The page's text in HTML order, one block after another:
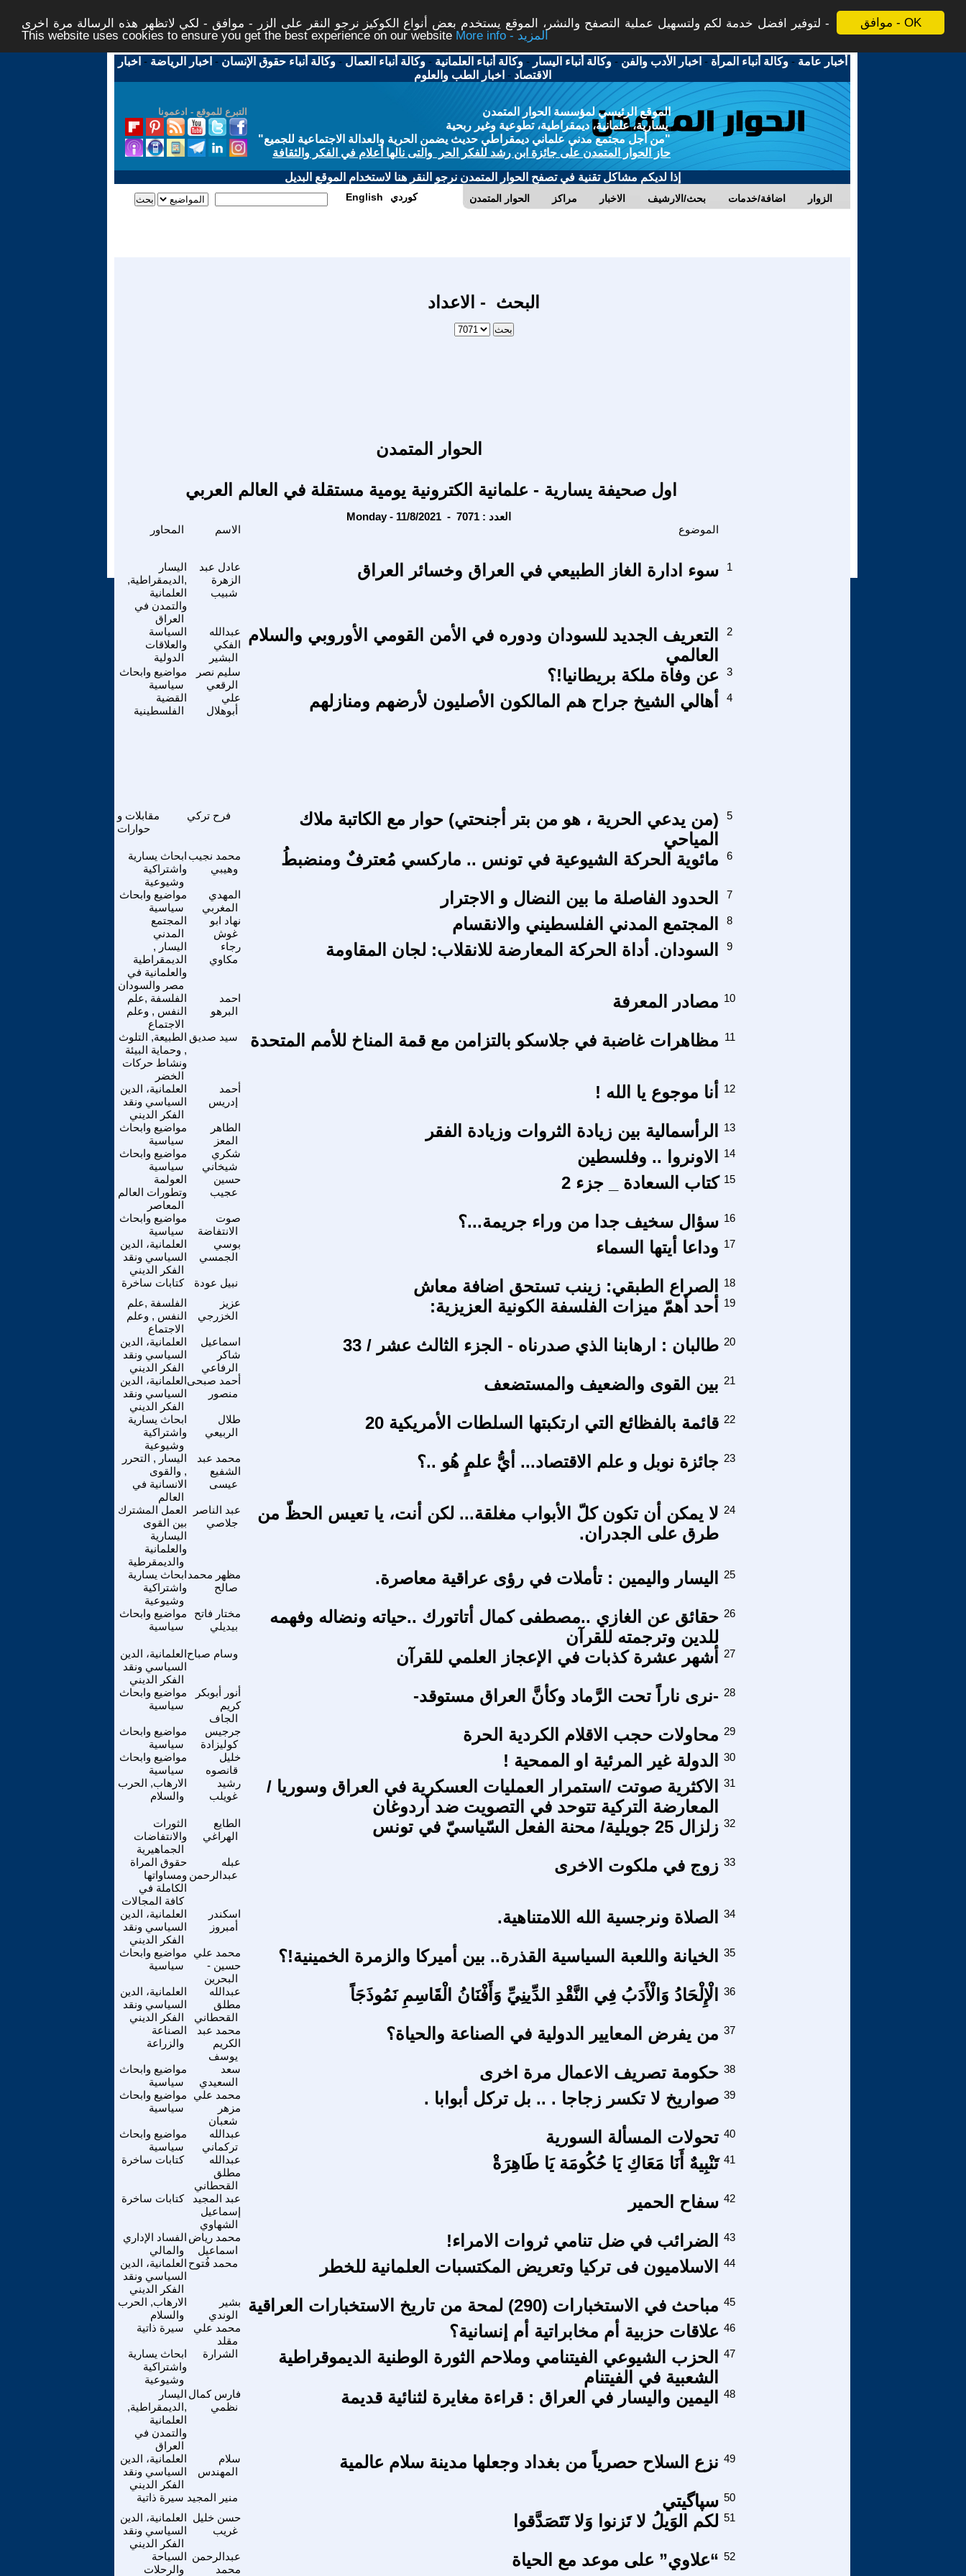
موافق - OK
لتوفير افضل خدمة لكم ولتسهيل عملية التصفح والنشر، الموقع يستخدم بعض أنواع الكوكيز نرجو النقر على الزر - موافق - لكي لاتظهر هذه الرسالة مرة اخرى -
This website uses cookies to ensure you get the best experience on our website
More info - المزيد
أخبار عامة -وكالة أنباء المرأة - اخبار الأدب والفن -وكالة أنباء اليسار -وكالة أنباء العلمانية -وكالة أنباء العمال -وكالة أنباء حقوق الإنسان - اخبار الرياضة - اخبار
الاقتصاد - اخبار الطب والعلوم
التبرع للموقع - ادعمونا
الموقع الرئيسي لمؤسسة الحوار المتمدن
يسارية، علمانية، ديمقراطية، تطوعية وغير ربحية
"من أجل مجتمع مدني علماني ديمقراطي حديث يضمن الحرية والعدالة الاجتماعية للجميع"
حاز الحوار المتمدن على جائزة ابن رشد للفكر الحر والتى نالها أعلام في الفكر والثقافة
إذا لديكم مشاكل تقنية في تصفح الحوار المتمدن نرجو النقر هنا لاستخدام الموقع البديل
الحوار المتمدن مراكز الاخبار بحث/الارشيف اضافة/خدمات الزوار English كوردي
البحث - الاعداد
الحوار المتمدن
اول صحيفة يسارية - علمانية الكترونية يومية مستقلة في العالم العربي
Monday - 11/8/2021 - العدد : 7071
الاسم الموضوع
اليسار
,الديمقراطية,
العلمانية
والتمدن في
العراق
عادل عبد
الزهرة
شبيب
سوء ادارة الغاز الطبيعي في العراق وخسائر العراق 1
السياسة
والعلاقات
الدولية
عبدالله
الفكي
البشير
التعريف الجديد للسودان ودوره في الأمن القومي الأوروبي والسلام
العالمي
2
مواضيع وابحاث
سياسية
سليم نصر
الرقعي
عن وفاة ملكة بريطانيا!؟ 3
القضية
الفلسطينية
علي
أبوهلال
أهالي الشيخ جراح هم المالكون الأصليون لأرضهم ومنازلهم 4
مقابلات و
حوارات
فرح تركي
(من يدعي الحرية ، هو من بتر أجنحتي) حوار مع الكاتبة ملاك
المياحي
5
ابحاث يسارية
واشتراكية
وشيوعية
محمد نجيب
وهيبي
مائوية الحركة الشيوعية في تونس .. ماركسي مُعترفٌ ومنضبطُ 6
مواضيع وابحاث
سياسية
المهدي
المغربي
الحدود الفاصلة ما بين النضال و الاجترار 7
المجتمع
المدني
نهاد ابو
غوش
المجتمع المدني الفلسطيني والانقسام 8
اليسار ,
الديمقراطية
والعلمانية في
مصر والسودان
رجاء
مكاوي
السودان. أداة الحركة المعارضة للانقلاب: لجان المقاومة 9
الفلسفة ,علم
النفس , وعلم
الاجتماع
احمد
البرهو
مصادر المعرفة 10
الطبيعة, التلوث
, وحماية البيئة
ونشاط حركات
الخضر
سيد صديق مظاهرات غاضبة في جلاسكو بالتزامن مع قمة المناخ للأمم المتحدة 11
العلمانية، الدين
السياسي ونقد
الفكر الديني
أحمد
إدريس
أنا موجوع يا الله ! 12
مواضيع وابحاث
سياسية
الطاهر
المعز
الرأسمالية بين زيادة الثروات وزيادة الفقر 13
مواضيع وابحاث
سياسية
شكري
شيخاني
الاونروا .. وفلسطين 14
العولمة
وتطورات العالم
المعاصر
حسين
عجيب
كتاب السعادة _ جزء 2 15
مواضيع وابحاث
سياسية
صوت
الانتفاضة
سؤال سخيف جدا من وراء جريمة...؟ 16
العلمانية، الدين
السياسي ونقد
الفكر الديني
بوسي
الجمسي
وداعا أيتها السماء 17
كتابات ساخرة نبيل عودة الصراع الطبقي: زينب تستحق اضافة معاش
18
الفلسفة ,علم
النفس , وعلم
الاجتماع
عزيز
الخزرجي
أحد أهمّ ميزات الفلسفة الكونية العزيزية: 19
العلمانية، الدين
السياسي ونقد
الفكر الديني
اسماعيل
شاكر
الرفاعي
طالبان : ارهابنا الذي صدرناه - الجزء الثالث عشر / 33 20
العلمانية، الدين
السياسي ونقد
الفكر الديني
أحمد صبحى
منصور
بين القوى والضعيف والمستضعف 21
ابحاث يسارية
واشتراكية
وشيوعية
طلال
الربيعي
قائمة بالفظائع التي ارتكبتها السلطات الأمريكية 20 22
اليسار , التحرر
, والقوى
الانسانية في
العالم
محمد عبد
الشفيع
عيسى
جائزة نوبل و علم الاقتصاد... أيُّ علمٍ هُو ..؟ 23
العمل المشترك
بين القوى
اليسارية
والعلمانية
والديمقرطية
عبد الناصر
جلاصي
لا يمكن أن تكون كلّ الأبواب مغلقة... لكن أنت، يا تعيس الحظّ من
طرق على الجدران.
24
ابحاث يسارية
واشتراكية
وشيوعية
مظهر محمد
صالح
اليسار واليمين : تأملات في رؤى عراقية معاصرة. 25
مواضيع وابحاث
سياسية
مختار فاتح
بيديلي
حقائق عن الغازي ..مصطفى كمال أتاتورك ..حياته ونضاله وفهمه
للدين وترجمته للقرآن
26
العلمانية، الدين
السياسي ونقد
الفكر الديني
وسام صباح أشهر عشرة كذبات في الإعجاز العلمي للقرآن 27
مواضيع وابحاث
سياسية
أنور أبوبكر
كريم
الجاف
-نرى ناراً تحت الرَّماد وكأنَّ العراق مستوقد- 28
مواضيع وابحاث
سياسية
جرجيس
كوليزادة
محاولات حجب الاقلام الكردية الحرة 29
مواضيع وابحاث
سياسية
خليل
قانصوه
الدولة غير المرئية او الممحية ! 30
الارهاب, الحرب
والسلام
رشيد
غويلب
الاكثرية صوتت /استمرار العمليات العسكرية في العراق وسوريا /
المعارضة التركية تتوحد في التصويت ضد أردوغان
31
الثورات
والانتفاضات
الجماهيرية
الطايع
الهراغي
زلزال 25 جويلية/ محنة الفعل السّياسيّ في تونس 32
حقوق المراة
ومساواتها
الكاملة في
كافة المجالات
عبله
عبدالرحمن
زوج في ملكوت الاخرى 33
العلمانية، الدين
السياسي ونقد
الفكر الديني
اسكندر
أمبروز
الصلاة ونرجسية الله اللامتناهية. 34
مواضيع وابحاث
سياسية
محمد علي
حسين -
البحرين
الخيانة واللعبة السياسية القذرة.. بين أميركا والزمرة الخمينية!؟ 35
العلمانية، الدين
السياسي ونقد
الفكر الديني
عبدالله
مطلق
القحطاني
الْإِلْحَادُ وَالْأَدَبُ فِي النَّقْدِ الدِّينِيِّ وَأَفْنَانُ الْقَاسِمِ نَمُوذَجَاً 36
الصناعة
والزراعة
محمد عبد
الكريم
يوسف
من يفرض المعايير الدولية في الصناعة والحياة؟ 37
مواضيع وابحاث
سياسية
سعد
السعيدي
حكومة تصريف الاعمال مرة اخرى 38
مواضيع وابحاث
سياسية
محمد علي
مزهر
شعبان
صواريخ لا تكسر زجاجا . .. بل تركل أبوابا . 39
مواضيع وابحاث
سياسية
عبدالله
تركماني
تحولات المسألة السورية 40
كتابات ساخرة
عبدالله
مطلق
القحطاني
تَنْبِيهٌ أَنَا مَعَاكِ يَا حُكُومَة يَا طَاهِرَةْ 41
كتابات ساخرة
عبد المجيد
إسماعيل
الشهاوي
سفاح الحمير 42
الفساد الإداري
والمالي
محمد رياض
اسماعيل
الضرائب في ضل تنامي ثروات الامراء! 43
العلمانية، الدين
السياسي ونقد
الفكر الديني
محمد فُتوح الاسلاميون فى تركيا وتعريض المكتسبات العلمانية للخطر 44
الارهاب, الحرب
والسلام
بشير
الوندي
مباحث في الاستخبارات (290) لمحة من تاريخ الاستخبارات العراقية 45
سيرة ذاتية
محمد علي
مقلد
علاقات حزبية أم مخابراتية أم إنسانية؟ 46
ابحاث يسارية
واشتراكية
وشيوعية
الشرارة
الحزب الشيوعي الفيتنامي وملاحم الثورة الوطنية الديموقراطية
الشعبية في الفيتنام
47
اليسار
,الديمقراطية,
العلمانية
والتمدن في
العراق
فارس كمال
نظمي
اليمين واليسار في العراق : قراءة مغايرة لثنائية قديمة 48
العلمانية، الدين
السياسي ونقد
الفكر الديني
سلام
المهندس
نزع السلاح حصرياً من بغداد وجعلها مدينة سلام عالمية 49
سيرة ذاتية منير المجيد سپاگيتي 50
العلمانية، الدين
السياسي ونقد
الفكر الديني
حسن خليل
غريب
لكم الوَيلُ لا تَزنوا وَلا تَتَصَدَّقوا 51
السياحة
والرحلات
عبدالرحمن
محمد
“علاوي” على موعد مع الحياة 52